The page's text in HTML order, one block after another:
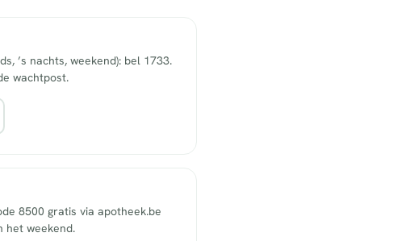
’s nachts, weekend): bel 1733.
wachtpost.
8500 gratis via apotheek.be
het weekend.